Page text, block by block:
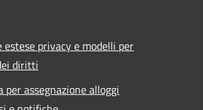
privacy e modelli per
diritti
per assegnazione alloggi